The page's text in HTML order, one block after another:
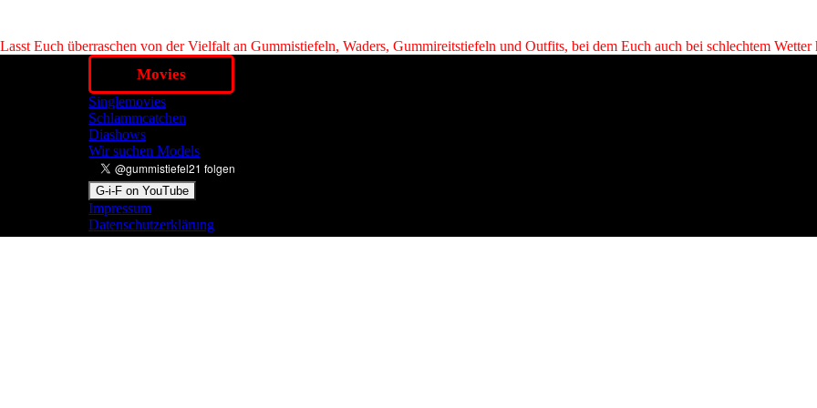
Lasst Euch überraschen von der Vielfalt an Gummistiefeln, Waders, Gummireitstiefeln und Outfits, bei dem Euch auch bei schlechtem
Movies
Singlemovies
Schlammcatchen
Diashows
Wir suchen Models
G-i-F on YouTube
Impressum
Datenschutzerklärung